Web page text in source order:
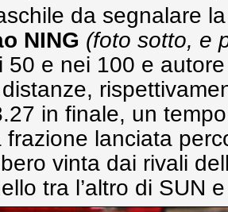
da segnalare
NING (foto sotto, e
50 e nei 100 e
in finale, un
frazione lanciata
vinta dai rivali
tra l’altro di SUN